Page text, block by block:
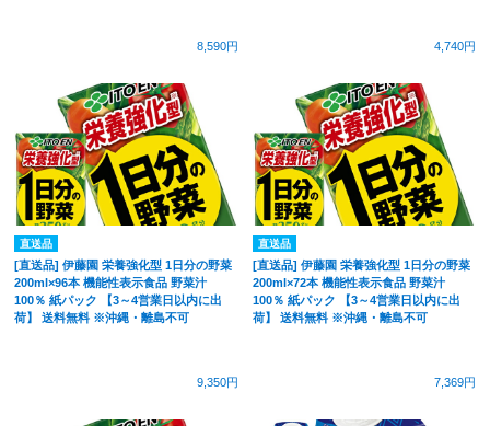
8,590円 4,740円
直送品
[直送品] 伊藤園 栄養強化型 1日分の野菜
200ml×96本 機能性表示食品 野菜汁
100％ 紙パック 【3～4営業日以内に出
荷】 送料無料 ※沖縄・離島不可
9,350円
直送品
[直送品] 伊藤園 栄養強化型 1日分の野菜
200ml×72本 機能性表示食品 野菜汁
100％ 紙パック 【3～4営業日以内に出
荷】 送料無料 ※沖縄・離島不可
7,369円